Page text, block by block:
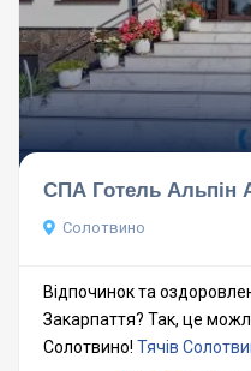
СПА Готель Альпін
Солотвино
Відпочинок та
Закарпаття? Так, це
Солотвино! Тячів